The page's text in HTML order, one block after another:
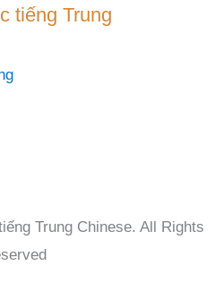
tiếng Trung
Trung Chinese. All Rights